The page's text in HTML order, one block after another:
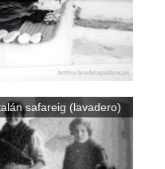
safareig (lavadero)